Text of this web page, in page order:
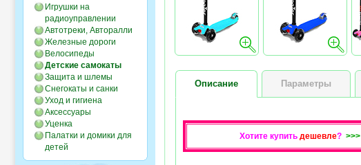
Игрушки на
радиоуправлении
Автотреки, Авторалли
Железные дороги
Велосипеды
Детские самокаты
Защита и шлемы
Снегокаты и санки
Уход и гигиена
Аксессуары
Уценка
Палатки и домики для
детей
Описание Параметры
Хотите купить дешевле?>>>